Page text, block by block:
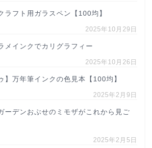
ラフト用ガラスペン【100均】
2025年10月29日
メインクでカリグラフィー
2025年10月26日
】万年筆インクの色見本【100均】
2025年2月9日
ーデンおぶせのミモザがこれから見ご
2025年2月5日